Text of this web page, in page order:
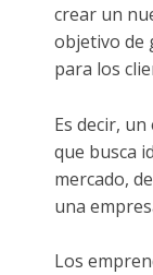
crear un
objetivo de
para los
Es decir,
que busca
mercado,
una
Los